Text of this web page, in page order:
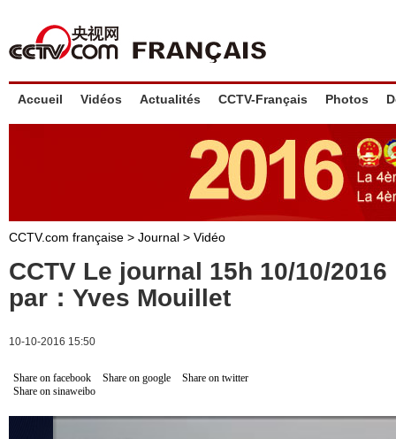
Accueil Vidéos Actualités CCTV-Français Photos
CCTV.com française > Journal > Vidéo
CCTV Le journal 15h 10/10/
par：Yves Mouillet
10-10-2016 15:50
Share on facebook Share on google
Share on twitter
Share on sinaweibo